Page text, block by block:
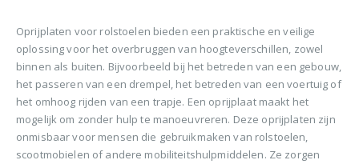
Oprijplaten voor rolstoelen bieden een praktische en veilige
oplossing voor het overbruggen van hoogteverschillen, zowel
binnen als buiten. Bijvoorbeeld bij het betreden van een gebouw,
het passeren van een drempel, het betreden van een voertuig of
het omhoog rijden van een trapje. Een oprijplaat maakt het
mogelijk om zonder hulp te manoeuvreren. Deze oprijplaten zijn
onmisbaar voor mensen die gebruikmaken van rolstoelen,
scootmobielen of andere mobiliteitshulpmiddelen. Ze zorgen